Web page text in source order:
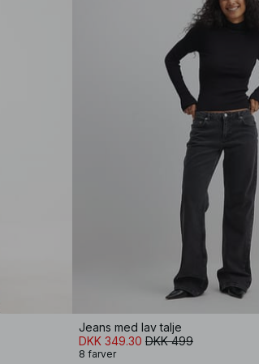
Jeans med lav talje
DKK 349.30 DKK 499
8 farver